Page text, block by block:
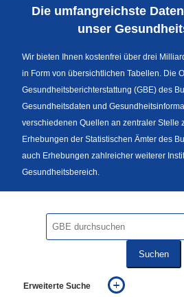
Sprachumschaltung
Die umfangreichste
unser
Wir bieten Ihnen kostenfrei über drei
in Form von übersichtlichen Tabellen. Die
Gesundheitsberichterstattung (GBE) des
Gesundheitsdaten und
verschiedenen Quellen an zentraler Stelle
Erhebungen der Statistischen Ämter des
auch Erhebungen zahlreicher weiterer
Gesundheitsbereich.
Suchen
Erweiterte Suche